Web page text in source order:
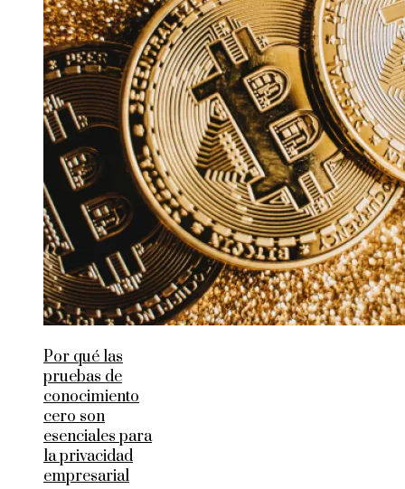
Por qué las
pruebas de
conocimiento
cero son
esenciales para
la privacidad
empresarial